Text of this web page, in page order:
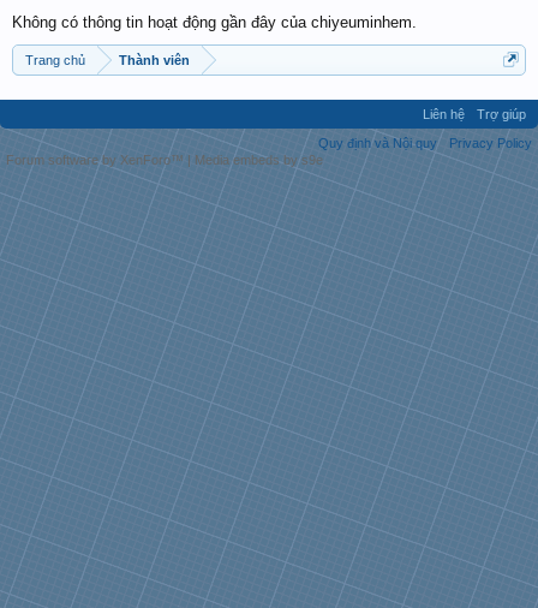
Không có thông tin hoạt động gần đây của chiyeuminhem.
Trang chủ Thành viên
Liên hệ
Trợ giúp
Quy định và Nội quy
Privacy Policy
Forum software by XenForo™ | Media embeds by s9e